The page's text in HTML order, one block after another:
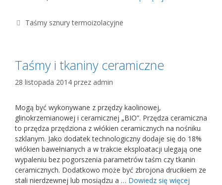
Kategorie
Taśmy sznury termoizolacyjne
Taśmy i tkaniny ceramiczne
28 listopada 2014 przez admin
Mogą być wykonywane z przędzy kaolinowej,
glinokrzemianowej i ceramicznej „BIO”. Przędza ceramiczna
to przędza przędziona z włókien ceramicznych na nośniku
szklanym. Jako dodatek technologiczny dodaje się do 18%
włókien bawełnianych a w trakcie eksploatacji ulegają one
wypaleniu bez pogorszenia parametrów taśm czy tkanin
ceramicznych. Dodatkowo może być zbrojona drucikiem ze
stali nierdzewnej lub mosiądzu a … Dowiedz się więcej